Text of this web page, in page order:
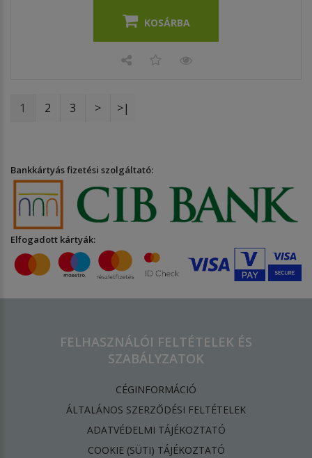
KOSÁRBA
1 2 3 > >|
Bankkártyás fizetési szolgáltató:
Elfogadott kártyák:
FELHASZNÁLÓI FELTÉTELEK ÉS
SZABÁLYZATOK
CÉGINFORMÁCIÓ
ÁLTALÁNOS SZERZŐDÉSI FELTÉTELEK
ADATVÉDELMI TÁJÉKOZTATÓ
​COOKIE (SÜTI) TÁJÉKOZTATÓ